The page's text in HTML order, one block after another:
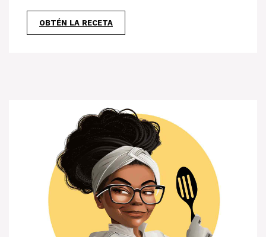
OBTÉN LA RECETA